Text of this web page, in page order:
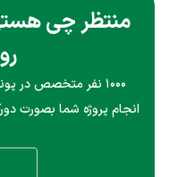
منتظر چی
۱۰۰۰ نفر متخصص در
انجام پروژه شما بصورت